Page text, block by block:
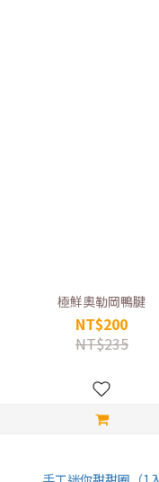
極鮮奧勒岡鴨腱
NT$200
NT$235